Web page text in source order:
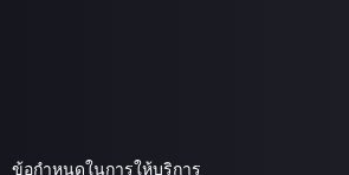
ข้อกำหนดในการให้บริการ